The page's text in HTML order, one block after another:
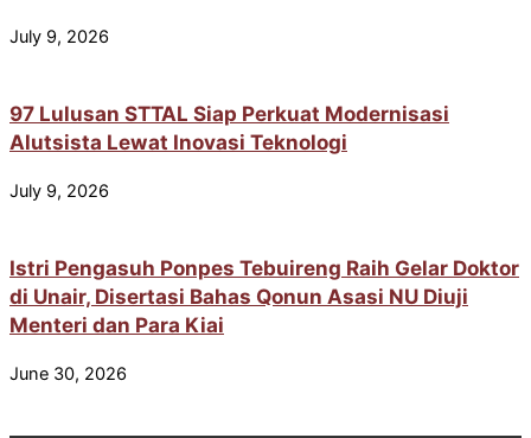
July 9, 2026
97 Lulusan STTAL Siap Perkuat Modernisasi
Alutsista Lewat Inovasi Teknologi
July 9, 2026
Istri Pengasuh Ponpes Tebuireng Raih Gelar Doktor
di Unair, Disertasi Bahas Qonun Asasi NU Diuji
Menteri dan Para Kiai
June 30, 2026